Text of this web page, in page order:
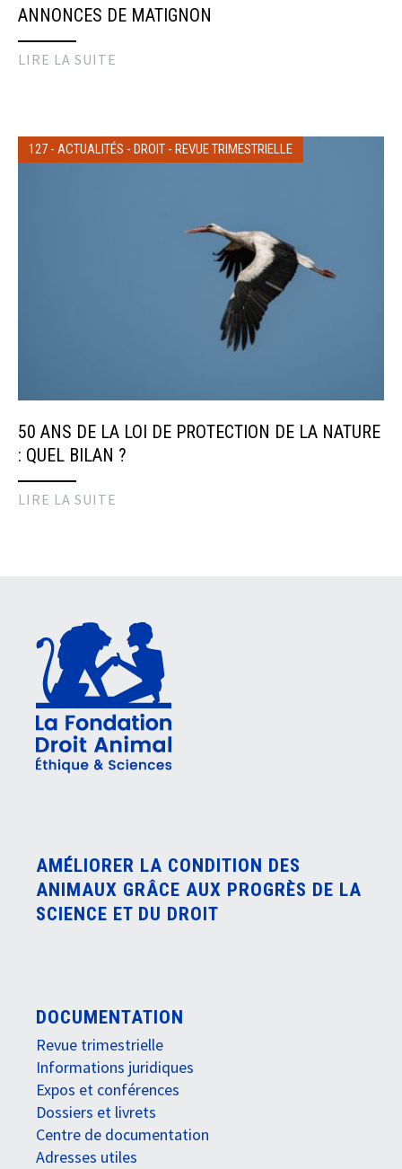
ANNONCES DE MATIGNON
LIRE LA SUITE
127 - ACTUALITÉS - DROIT - REVUE TRIMESTRIELLE
50 ANS DE LA LOI DE PROTECTION DE LA NATURE
: QUEL BILAN ?
LIRE LA SUITE
AMÉLIORER LA CONDITION DES
ANIMAUX GRÂCE AUX PROGRÈS DE LA
SCIENCE ET DU DROIT
DOCUMENTATION
Revue trimestrielle
Informations juridiques
Expos et conférences
Dossiers et livrets
Centre de documentation
Adresses utiles